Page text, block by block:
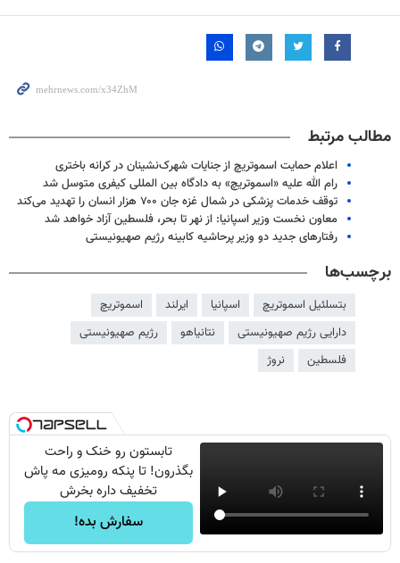
مطالب مرتبط
اعلام حمایت اسموتریچ از جنایات شهرک‌نشینان در کرانه باختری
رام الله علیه «اسموتریچ» به دادگاه بین المللی کیفری متوسل شد
توقف خدمات پزشکی در شمال غزه جان ۷۰۰ هزار انسان را تهدید می‌کند
معاون نخست وزیر اسپانیا: از نهر تا بحر، فلسطین آزاد خواهد شد
رفتارهای جدید دو وزیر پرحاشیه کابینه رژیم صهیونیستی
برچسب‌ها
بتسلئیل اسموتریچ اسپانیا ایرلند
اسموتریچ
دارایی رژیم صهیونیستی
نتانیاهو
رژیم صهیونیستی
فلسطین
نروژ
تابستون رو خنک و راحت
بگذرون! تا پنکه رومیزی مه پاش
تخفیف داره بخرش
سفارش بده!